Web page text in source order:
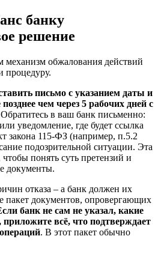
банку
решение
механизм обжалования действий
процедуру.
письмо с указанием даты и
чем через 5 рабочих дней с
в ваш банк письменно:
уведомление, где будет ссылка
закона 115-ФЗ (например, п.5.2
подозрительной ситуации. Эта
понять суть претензий и
документы.
отказа – а банк должен их
пакет документов, опровергающих
банк не сам не указал, какие
всё, что подтверждает
. В этот пакет обычно